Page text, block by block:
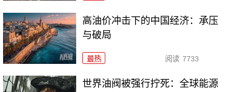
高油价冲击下的中国经济：承压
与破局
最热 阅读 7733
世界油阀被强行拧死：全球能源